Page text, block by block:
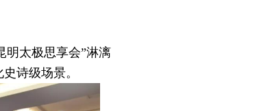
太极思享会”淋漓
诗级场景。